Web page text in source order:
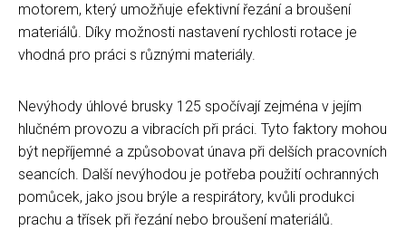
motorem, který umožňuje efektivní řezání a broušení
materiálů. Díky možnosti nastavení rychlosti rotace je
vhodná pro práci s různými materiály.
Nevýhody úhlové brusky 125 spočívají zejména v jejím
hlučném provozu a vibracích při práci. Tyto faktory mohou
být nepříjemné a způsobovat únava při delších pracovních
seancích. Další nevýhodou je potřeba použití ochranných
pomůcek, jako jsou brýle a respirátory, kvůli produkci
prachu a třísek při řezání nebo broušení materiálů.